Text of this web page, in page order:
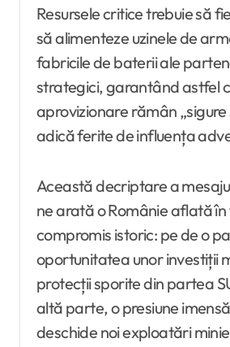
Resursele critice trebuie să
să alimenteze uzinele de
fabricile de baterii ale
strategici, garantând astfel
aprovizionare rămân „sigure
adică ferite de influența
Această decriptare a
ne arată o Românie aflată
compromis istoric: pe de o
oportunitatea unor investiții
protecții sporite din partea
altă parte, o presiune
deschide noi exploatări